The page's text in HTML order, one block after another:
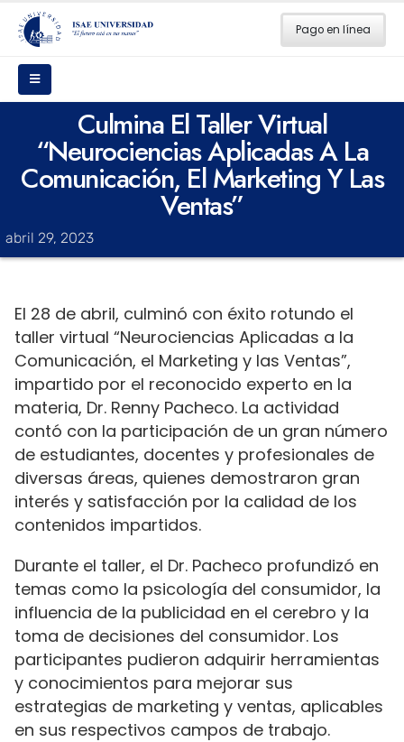
Pago en línea
Culmina El Taller Virtual
“Neurociencias Aplicadas A La
Comunicación, El Marketing Y Las
Ventas”
abril 29, 2023
El 28 de abril, culminó con éxito rotundo el
taller virtual “Neurociencias Aplicadas a la
Comunicación, el Marketing y las Ventas”,
impartido por el reconocido experto en la
materia, Dr. Renny Pacheco. La actividad
contó con la participación de un gran número
de estudiantes, docentes y profesionales de
diversas áreas, quienes demostraron gran
interés y satisfacción por la calidad de los
contenidos impartidos.
Durante el taller, el Dr. Pacheco profundizó en
temas como la psicología del consumidor, la
influencia de la publicidad en el cerebro y la
toma de decisiones del consumidor. Los
participantes pudieron adquirir herramientas
y conocimientos para mejorar sus
estrategias de marketing y ventas, aplicables
en sus respectivos campos de trabajo.